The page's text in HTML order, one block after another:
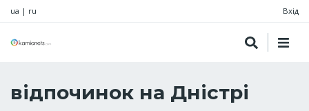
ua | ru Вхід
відпочинок на Дністрі